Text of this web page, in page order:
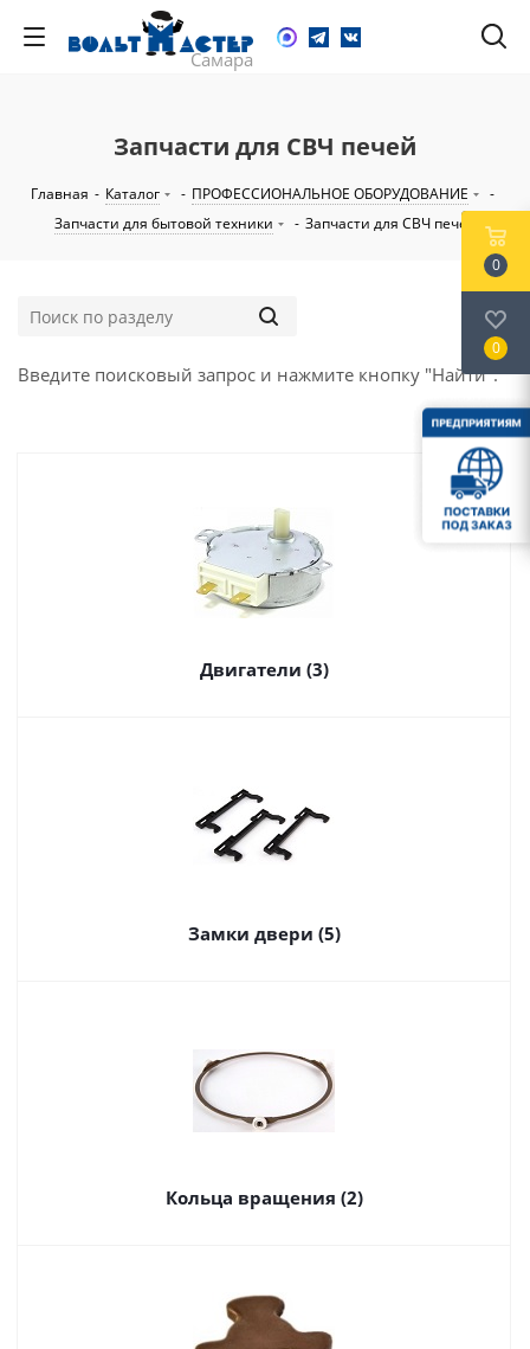
Запчасти для СВЧ печей
Главная - Каталог - ПРОФЕССИОНАЛЬНОЕ ОБОРУДОВАНИЕ
-
Запчасти для бытовой техники
- Запчасти для СВЧ печей
Введите поисковый запрос и нажмите кнопку "Найти".
Двигатели (3)
Замки двери (5)
Кольца вращения (2)
0
0